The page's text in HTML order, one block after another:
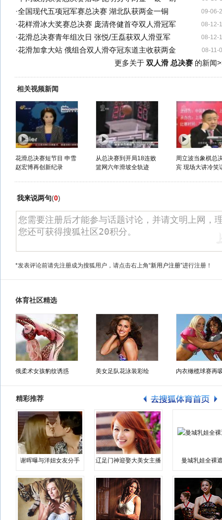
09-06-
·全国现代五项冠军赛总决赛 湖北队获两金一铜
08-12-
·花样滑冰大奖赛总决赛 庞清佟健首夺双人滑冠军
08-12-
·花滑总决赛青年组次日 张悦/王磊获双人滑亚军
08-11-
·花滑加拿大站 俄组合双人滑夺冠东道主收获两金
更多关于 双人滑 总决赛的新闻
相关视频新闻
花滑总决赛短节目 申雪
赵宏博再创新纪录
从总决赛到开局18连败
篮网六年滑坡全轨迹
周立波当象棋总
宾 现场大讲冷笑
我来说两句(0)
*发表评论前请先注册成为搜狐用户，请点击右上角“新用户注册”进行注册！
体育社区精选
俄柔术女孩豹纹诱惑 美女足队花泳装彩绘 内衣橄榄球赛再
精彩推荐
谢晖曝与洋妞女友分手 辽足门神迎娶大美女主播 曼城乳娃全裸